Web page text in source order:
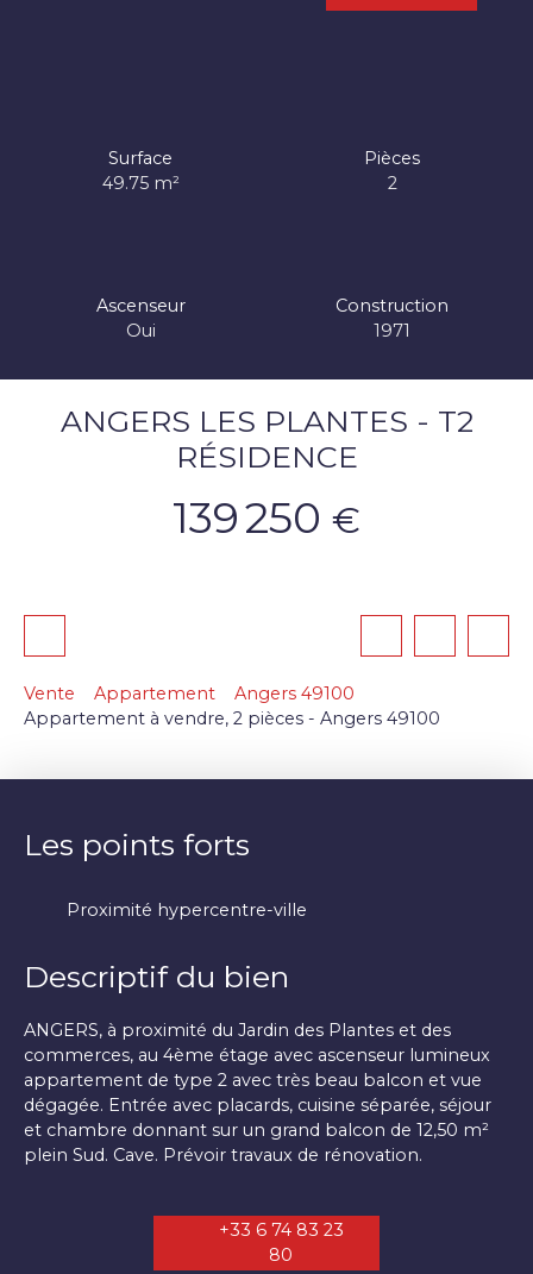
Surface
49.75 m²
Pièces
2
Ascenseur
Oui
Construction
1971
ANGERS LES PLANTES - T2
RÉSIDENCE
139 250 €
Vente Appartement
Angers 49100
Appartement à vendre, 2 pièces - Angers 49100
Les points forts
Proximité hypercentre-ville
Descriptif du bien
ANGERS, à proximité du Jardin des Plantes et des
commerces, au 4ème étage avec ascenseur lumineux
appartement de type 2 avec très beau balcon et vue
dégagée. Entrée avec placards, cuisine séparée, séjour
et chambre donnant sur un grand balcon de 12,50 m²
plein Sud. Cave. Prévoir travaux de rénovation.
+33 6 74 83 23
80